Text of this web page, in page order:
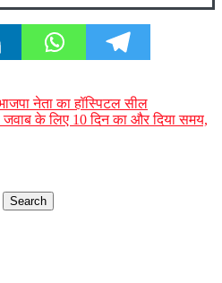
नेता का हॉस्पिटल सील
जवाब के लिए 10 दिन का और दिया समय,
Search